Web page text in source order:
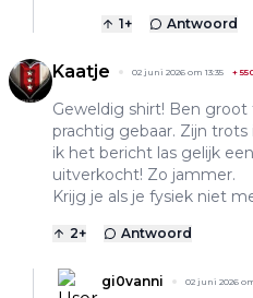
1+ Antwoord
Kaatje 02 juni 2026 om 13:35 +
Geweldig shirt! Ben groot
prachtig gebaar. Zijn
ik het bericht las gelijk
uitverkocht! Zo jammer.
Krijg je als je fysiek niet
2+ Antwoord
gi0vanni 02 juni 2026 om